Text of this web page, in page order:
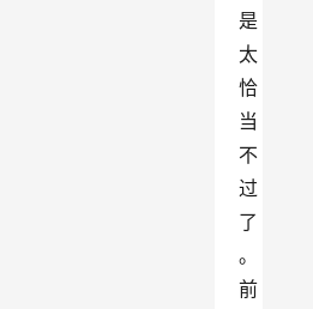
是
太
恰
当
不
过
了
。
前